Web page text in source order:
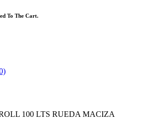
To The Cart.
100 LTS RUEDA MACIZA